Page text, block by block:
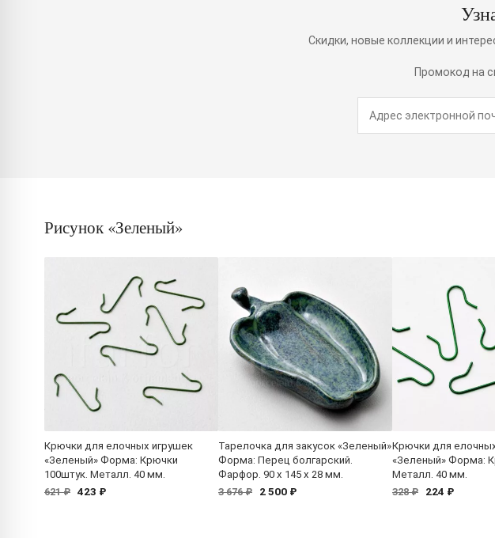
Скидки, новые коллекции и
Промокод на
Рисунок «Зеленый»
Крючки для елочных игрушек
«Зеленый» Форма: Крючки
100штук. Металл. 40 мм.
621 ₽ 423 ₽
Тарелочка для закусок «Зеленый»
Форма: Перец болгарский.
Фарфор. 90 x 145 x 28 мм.
3 676 ₽
2 500 ₽
Крючки для
«Зеленый» Форма:
Металл. 40 мм.
328 ₽
224 ₽